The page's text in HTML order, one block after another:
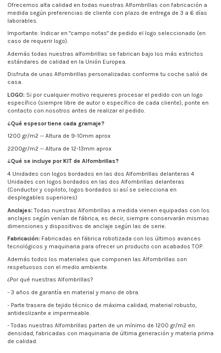
Ofrecemos alta calidad en todas nuestras Alfombrillas con fabricación a
medida según preferencias de cliente con plazo de entrega de 3 a 6 días
laborables.
Importante: Indicar en "campo notas" de pedido el logo seleccionado (en
caso de requerir logo).
Además todas nuestras alfombrillas se fabrican bajo los más estrictos
estándares de calidad en la Unión Europea.
Disfruta de unas Alfombrillas personalizadas conforme tu coche salió de
casa.
LOGO: Si por cualquier motivo requieres procesar el pedido con un logo
específico (siempre libre de autor o específico de cada cliente), ponte en
contacto con nosotros antes de realizar el pedido.
¿Qué espesor tiene cada gramaje?
1200 gr/m2 -- Altura de 9-10mm aprox
2200gr/m2 -- Altura de 12-13mm aprox
¿Qué se incluye por KIT de Alfombrillas?
4 Unidades con logos bordados en las dos Alfombrillas delanteras 4
Unidades con logos bordados en las dos Alfombrillas delanteras
(Conductor y copiloto, logos bordados si así se selecciona en
desplegables superiores)
Anclajes: Todas nuestras Alfombrillas a medida vienen equipadas con los
anclajes según venían de fábrica, es decir, siempre conservarán mismas
dimensiones y dispositivos de anclaje según las de serie.
Fabricación: Fabricadas en fábrica robotizada con los últimos avances
tecnológicos y maquinaria para ofrecer un producto con acabados TOP.
Además todos los materiales que componen las Alfombrillas son
respetuosos con el medio ambiente.
¿Por qué nuestras Alfombrillas?
- 3 años de garantía en material y mano de obra.
- Parte trasera de tejido técnico de máxima calidad, material robusto,
antideslizante e impermeable.
- Todas nuestras Alfombrillas parten de un mínimo de 1200 gr/m2 en
densidad, fabricadas con maquinaria de última generación y materia prima
de calidad.